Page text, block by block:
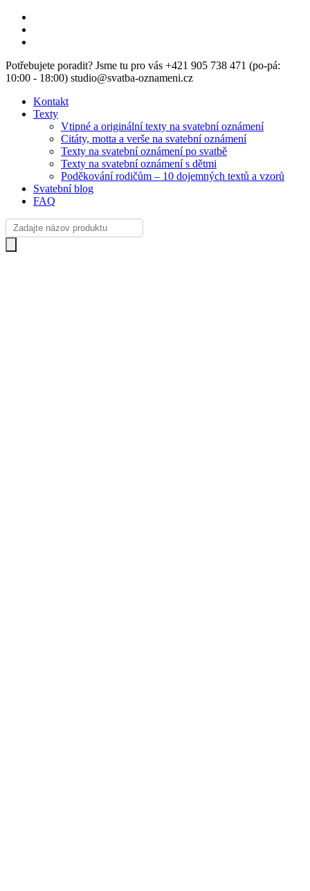
Skip
main
Potřebujete poradit? Jsme tu pro vás +421 905 738 471 (po-pá:
10:00 - 18:00) studio@svatba-oznameni.cz
Kontakt
Texty
Vtipné a originální texty na svatební oznámení
Citáty, motta a verše na svatební oznámení
Texty na svatební oznámení po svatbě
Texty na svatební oznámení s dětmi
Poděkování rodičům – 10 dojemných textů a vzorů
Svatební blog
FAQ
Products
search